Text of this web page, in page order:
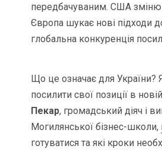
передбачуваним. США
Європа шукає нові підходи
глобальна конкуренція
Що це означає для України?
посилити свої позиції в
Пекар, громадський діяч і
Могилянської бізнес-школи,
готуватися та які кроки